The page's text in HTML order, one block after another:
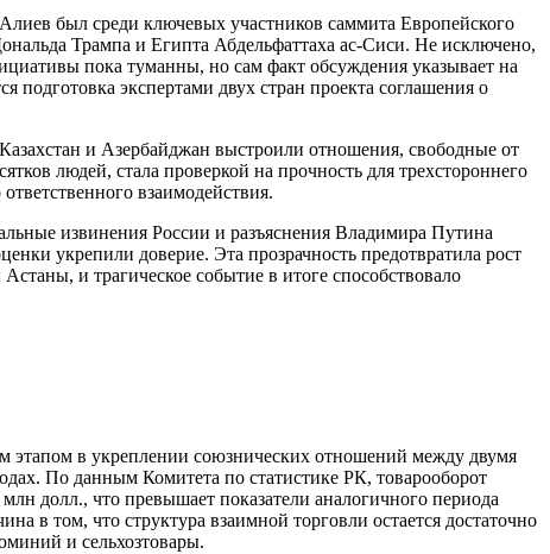
был среди ключевых участников саммита Европейского
Трампа и Египта Абдельфаттаха ас-Сиси. Не исключено,
пока туманны, но сам факт обсуждения указывает на
экспертами двух стран проекта соглашения о
и Азербайджан выстроили отношения, свободные от
людей, стала проверкой на прочность для трехстороннего
взаимодействия.
извинения России и разъяснения Владимира Путина
укрепили доверие. Эта прозрачность предотвратила рост
и трагическое событие в итоге способствовало
этапом в укреплении союзнических отношений между двумя
По данным Комитета по статистике РК, товарооборот
долл., что превышает показатели аналогичного периода
в том, что структура взаимной торговли остается достаточно
и сельхозтовары.